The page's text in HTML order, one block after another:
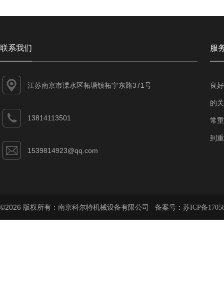
联系我们
江苏南京市溧水区柘塘镇柘宁东路371号
13814113501
1539814923@qq.com
服
良
的
常
到
©2026 版权所有：南京科尔特机械设备有限公司 备案号： 苏ICP备